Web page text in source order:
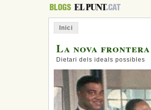
Inici
La nova frontera
Dietari dels ideals possibles